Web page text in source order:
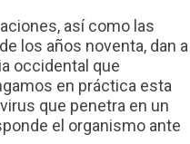
así como las
los años noventa, dan a
occidental que
en práctica esta
que penetra en un
el organismo ante